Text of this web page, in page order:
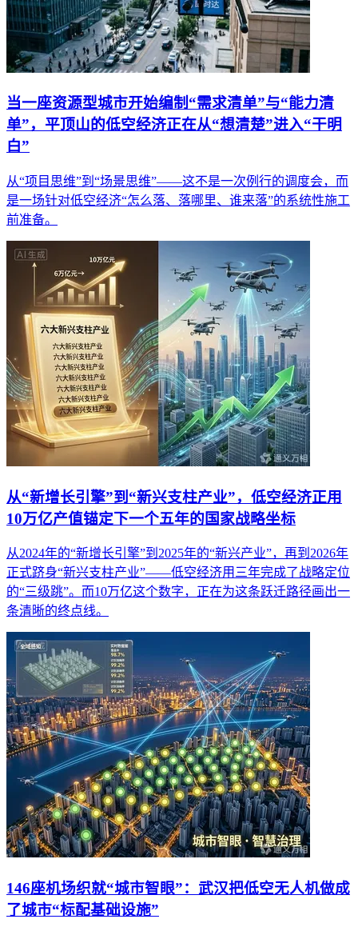
当一座资源型城市开始编制“需求清单”与“能力清
单”，平顶山的低空经济正在从“想清楚”进入“干明
白”
从“项目思维”到“场景思维”——这不是一次例行的调度会，而
是一场针对低空经济“怎么落、落哪里、谁来落”的系统性施工
前准备。
从“新增长引擎”到“新兴支柱产业”，低空经济正用
10万亿产值锚定下一个五年的国家战略坐标
从2024年的“新增长引擎”到2025年的“新兴产业”，再到2026年
正式跻身“新兴支柱产业”——低空经济用三年完成了战略定位
的“三级跳”。而10万亿这个数字，正在为这条跃迁路径画出一
条清晰的终点线。
146座机场织就“城市智眼”：武汉把低空无人机做成
了城市“标配基础设施”